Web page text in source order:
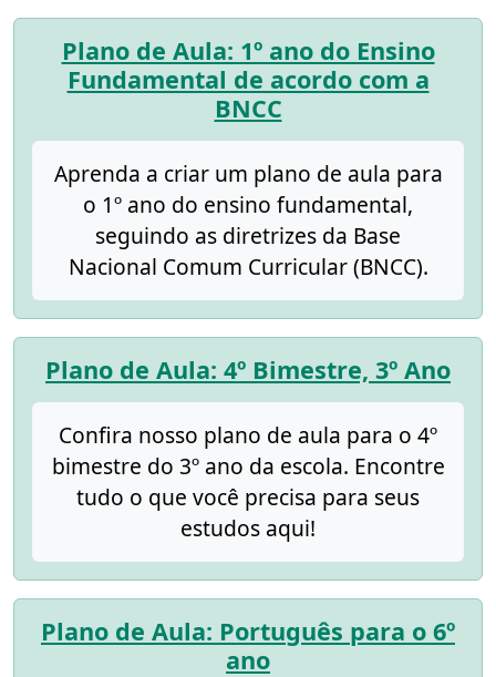
Plano de Aula: 1º ano do Ensino
Fundamental de acordo com a
BNCC
Aprenda a criar um plano de aula para
o 1º ano do ensino fundamental,
seguindo as diretrizes da Base
Nacional Comum Curricular (BNCC).
Plano de Aula: 4º Bimestre, 3º Ano
Confira nosso plano de aula para o 4º
bimestre do 3º ano da escola. Encontre
tudo o que você precisa para seus
estudos aqui!
Plano de Aula: Português para o 6º
ano